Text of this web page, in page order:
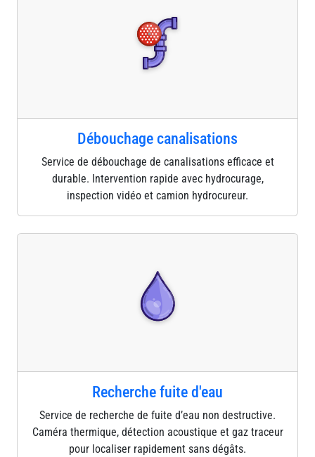
Débouchage canalisations
Service de débouchage de canalisations efficace et
durable. Intervention rapide avec hydrocurage,
inspection vidéo et camion hydrocureur.
Recherche fuite d'eau
Service de recherche de fuite d’eau non destructive.
Caméra thermique, détection acoustique et gaz traceur
pour localiser rapidement sans dégâts.